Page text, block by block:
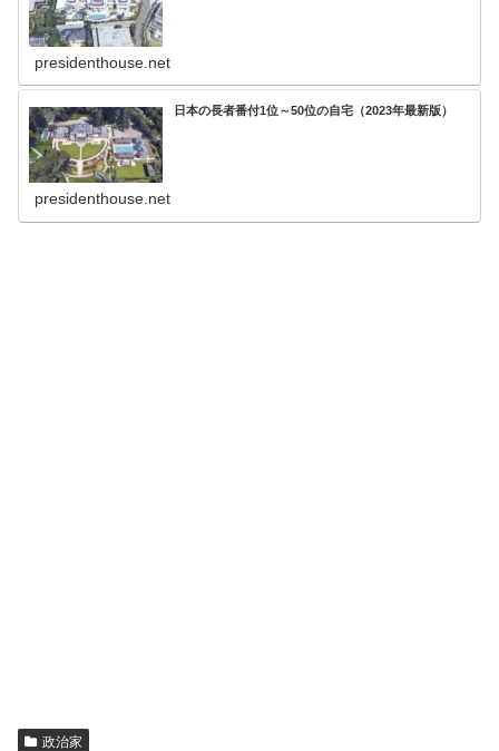
presidenthouse.net
日本の長者番付1位～50位の自宅（2023年最新版）
presidenthouse.net
政治家